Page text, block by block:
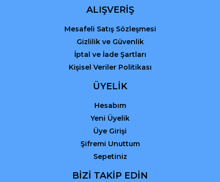
ALIŞVERİŞ
Mesafeli Satış Sözleşmesi
Gizlilik ve Güvenlik
İptal ve İade Şartları
Kişisel Veriler Politikası
ÜYELİK
Hesabım
Yeni Üyelik
Üye Girişi
Şifremi Unuttum
Sepetiniz
BİZİ TAKİP EDİN